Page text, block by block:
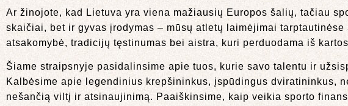
Ar žinojote, kad Lietuva yra viena mažiausių Europos šalių, tačiau
skaičiai, bet ir gyvas įrodymas – mūsų atletų laimėjimai
atsakomybė, tradicijų tęstinumas bei aistra, kuri perduodama iš
Šiame straipsnyje pasidalinsime apie tuos, kurie savo talentu ir
Kalbėsime apie legendinius krepšininkus, įspūdingus dviratininkus,
nešančią viltį ir atsinaujinimą. Paaiškinsime, kaip veikia sporto